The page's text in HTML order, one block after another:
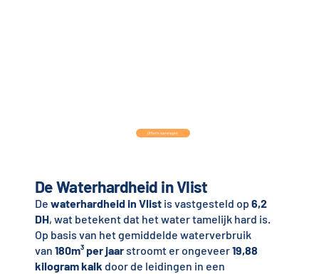
De Waterhardheid in Vlist
De waterhardheid in Vlistis vastgesteld op 6,2
DH, wat betekent dat het water tamelijk hard is.
Op basis van het gemiddelde waterverbruik
van 180m³ per jaarstroomt er ongeveer19,88
kilogram kalk door de leidingen in een
Offerte aanvragen